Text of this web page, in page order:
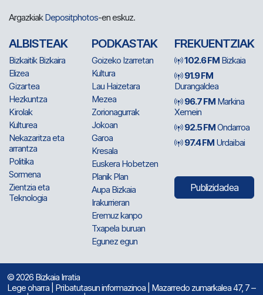
ArgazkiakDepositphotos-en eskuz.
ALBISTEAK
Bizkaitik Bizkaira
Elizea
Gizartea
Hezkuntza
Kirolak
Kulturea
Nekazaritza eta
arrantza
Politika
Sormena
Zientzia eta
Teknologia
PODKASTAK
Goizeko Izarretan
Kultura
Lau Haizetara
Mezea
Zorionagurrak
Jokoan
Garoa
Kresala
Euskera Hobetzen
Planik Plan
Aupa Bizkaia
Irakurrieran
Eremuz kanpo
Txapela buruan
Egunez egun
FREKUENTZIAK
102.6 FM Bizkaia
91.9 FM
Durangaldea
96.7 FM Markina
Xemein
92.5 FMOndarroa
97.4 FM Urdaibai
Publizidadea
© 2026 Bizkaia Irratia
Lege oharra Pribatutasun informazinoa | Mazarredo zumarkalea 47, 7 –